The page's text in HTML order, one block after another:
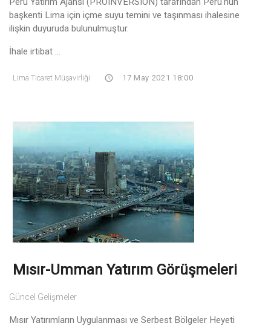
başkenti Lima için içme suyu temini ve taşınması ihalesine
ilişkin duyuruda bulunulmuştur.
İhale irtibat ...
Lima Ticaret Müşavirliği 17 May 2021 18:00
Mısır-Umman Yatırım Görüşmeleri
Güncel Gelişmeler
Mısır Yatırımların Uygulanması ve Serbest Bölgeler Heyeti